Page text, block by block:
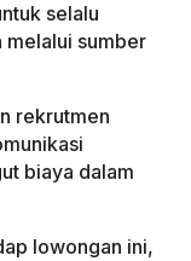
selalu
melalui sumber
rekrutmen
biaya dalam
lowongan ini,